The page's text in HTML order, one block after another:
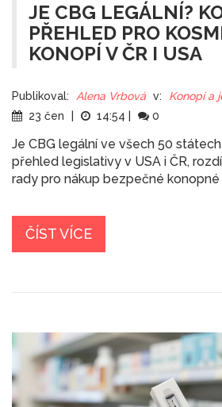
JE CBG LEGÁLNÍ?
PŘEHLED PRO
KONOPÍ V ČR I USA
Publikoval: Alena Vrbová v:
Konopí a
23 čen
14:54 0
Je CBG legální ve všech 50
přehled legislativy v USA i ČR,
rady pro nákup bezpečné
ČÍST VÍCE